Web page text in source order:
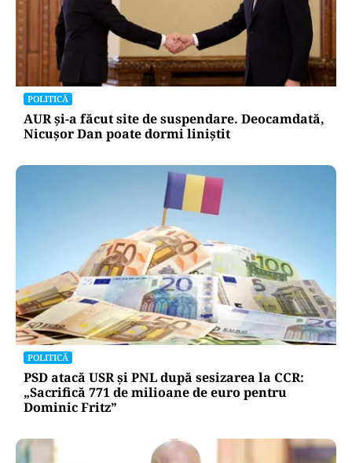
POLITICĂ
AUR și-a făcut site de suspendare. Deocamdată,
Nicușor Dan poate dormi liniștit
POLITICĂ
PSD atacă USR și PNL după sesizarea la CCR:
„Sacrifică 771 de milioane de euro pentru
Dominic Fritz”